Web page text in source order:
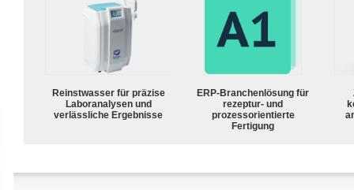
Reinstwasser für präzise
Laboranalysen und
verlässliche Ergebnisse
ERP-Branchenlösung für
rezeptur- und
prozessorientierte
Fertigung